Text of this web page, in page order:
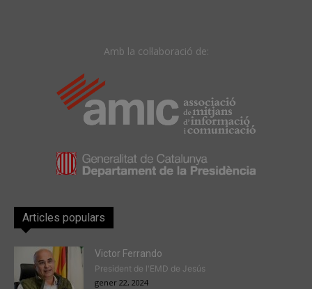
Amb la col·laboració de:
Articles populars
Victor Ferrando
President de l'EMD de Jesús
gener 22, 2024